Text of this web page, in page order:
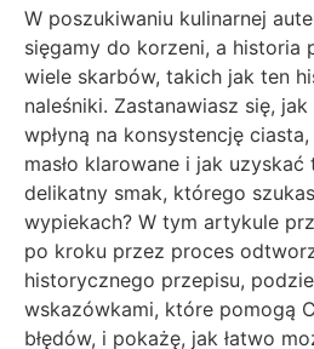
W poszukiwaniu kulinarnej
sięgamy do korzeni, a historia
wiele skarbów, takich jak ten
naleśniki. Zastanawiasz się,
wpłyną na konsystencję
masło klarowane i jak
delikatny smak, którego
wypiekach? W tym artykule
po kroku przez proces
historycznego przepisu,
wskazówkami, które pomogą
błędów, i pokażę, jak łatwo